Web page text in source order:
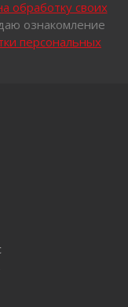
обработку своих
ознакомление
персональных